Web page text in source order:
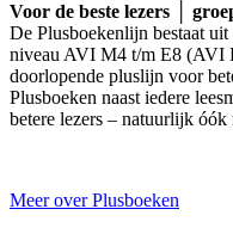
Voor de beste lezers │
De Plusboekenlijn bestaat
niveau AVI M4 t/m E8 (AVI
doorlopende pluslijn voor
Plusboeken naast iedere
betere lezers – natuurlijk óók
Meer over Plusboeken